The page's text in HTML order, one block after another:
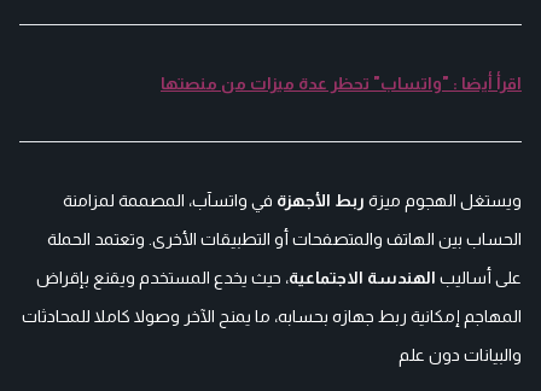
اقرأ أيضا : "واتساب" تحظر عدة ميزات من منصتها
ويستغل الهجوم ميزة ربط الأجهزة في واتسآب، المصممة لمزامنة
الحساب بين الهاتف والمتصفحات أو التطبيقات الأخرى. وتعتمد الحملة
على أساليب الهندسة الاجتماعية، حيث يخدع المستخدم ويقنع بإقراض
المهاجم إمكانية ربط جهازه بحسابه، ما يمنح الآخر وصولا كاملا للمحادثات
والبيانات دون علم